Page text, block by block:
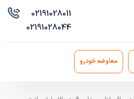
02191028011
02191028044
معاوضه خودرو